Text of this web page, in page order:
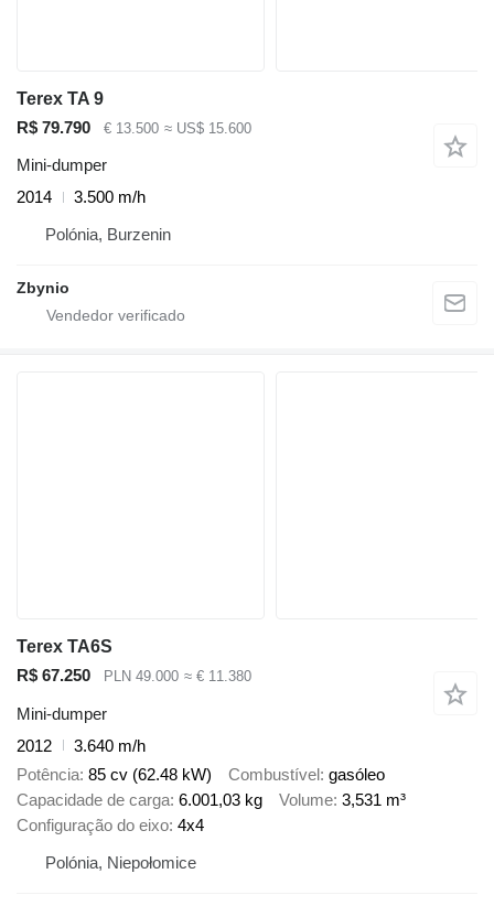
Terex TA 9
R$ 79.790
€ 13.500 ≈ US$ 15.600
Mini-dumper
2014
3.500 m/h
Polónia, Burzenin
Zbynio
Terex TA6S
R$ 67.250
PLN 49.000 ≈ € 11.380
Mini-dumper
2012
3.640 m/h
Potência 85 cv (62.48 kW) Combustível gasóleo
Capacidade de carga 6.001,03 kg Volume 3,531 m³
Configuração do eixo 4x4
Polónia, Niepołomice